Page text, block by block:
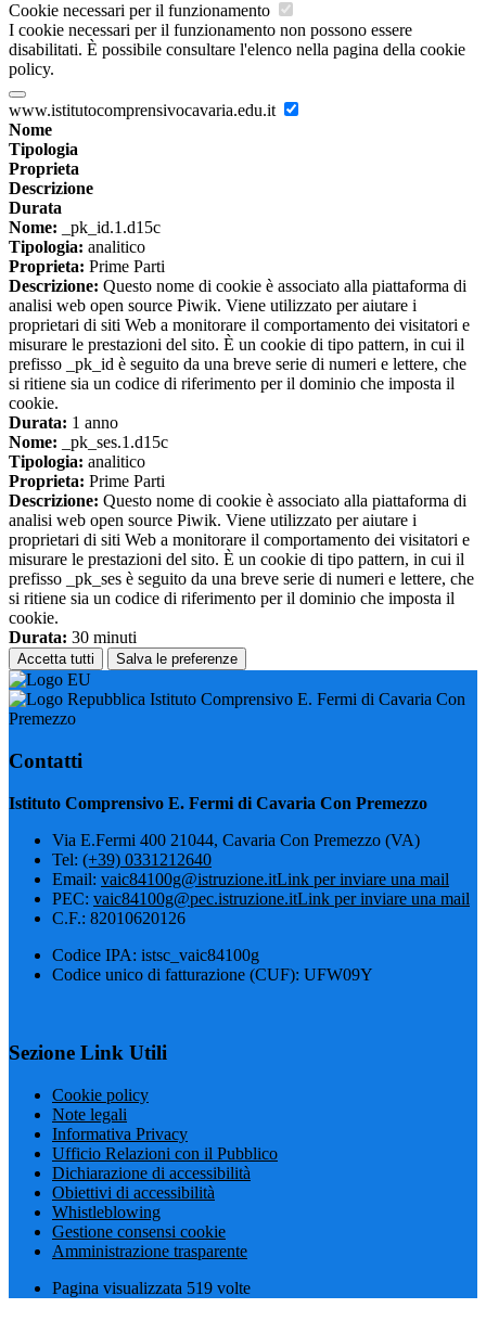
Cookie necessari per il funzionamento
I cookie necessari per il funzionamento non possono essere
disabilitati. È possibile consultare l'elenco nella pagina della cookie
policy.
www.istitutocomprensivocavaria.edu.it
Nome
Tipologia
Proprieta
Descrizione
Durata
Nome: _pk_id.1.d15c
Tipologia: analitico
Proprieta: Prime Parti
Descrizione: Questo nome di cookie è associato alla piattaforma di
analisi web open source Piwik. Viene utilizzato per aiutare i
proprietari di siti Web a monitorare il comportamento dei visitatori e
misurare le prestazioni del sito. È un cookie di tipo pattern, in cui il
prefisso _pk_id è seguito da una breve serie di numeri e lettere, che
si ritiene sia un codice di riferimento per il dominio che imposta il
cookie.
Durata: 1 anno
Nome: _pk_ses.1.d15c
Tipologia: analitico
Proprieta: Prime Parti
Descrizione: Questo nome di cookie è associato alla piattaforma di
analisi web open source Piwik. Viene utilizzato per aiutare i
proprietari di siti Web a monitorare il comportamento dei visitatori e
misurare le prestazioni del sito. È un cookie di tipo pattern, in cui il
prefisso _pk_ses è seguito da una breve serie di numeri e lettere, che
si ritiene sia un codice di riferimento per il dominio che imposta il
cookie.
Durata: 30 minuti
Accetta tutti Salva le preferenze
Istituto Comprensivo E. Fermi di Cavaria Con
Premezzo
Contatti
Istituto Comprensivo E. Fermi di Cavaria Con Premezzo
Via E.Fermi 400 21044, Cavaria Con Premezzo (VA)
Tel: (+39) 0331212640
Email: vaic84100g@istruzione.itLink per inviare una mail
PEC: vaic84100g@pec.istruzione.itLink per inviare una mail
C.F.: 82010620126
Codice IPA: istsc_vaic84100g
Codice unico di fatturazione (CUF): UFW09Y
Sezione Link Utili
Cookie policy
Note legali
Informativa Privacy
Ufficio Relazioni con il Pubblico
Dichiarazione di accessibilità
Obiettivi di accessibilità
Whistleblowing
Gestione consensi cookie
Amministrazione trasparente
Pagina visualizzata 519 volte